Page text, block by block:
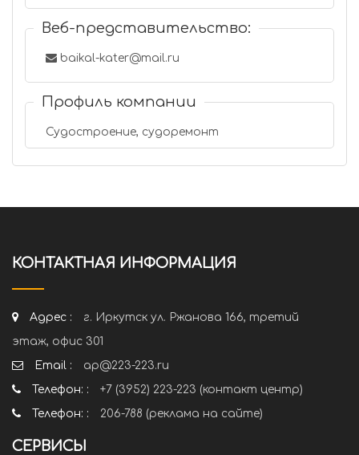
Веб-представительство:
baikal-kater@mail.ru
Профиль компании
Судостроение, судоремонт
КОНТАКТНАЯ ИНФОРМАЦИЯ
Адрес :
г. Иркутск ул. Ржанова 166, третий
этаж, офис 301
Email :
ap@223-223.ru
Телефон: :
+7 (3952) 223-223 (контакт центр)
Телефон: :
206-788 (реклама на сайте)
СЕРВИСЫ